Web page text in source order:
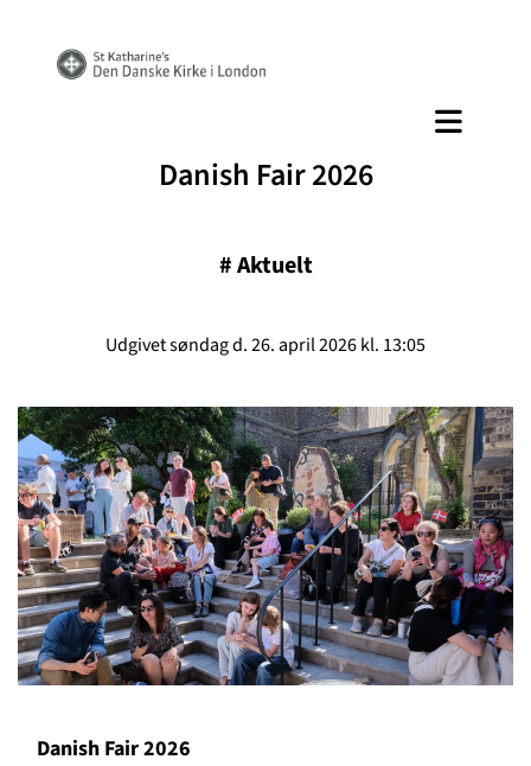
Danish Fair 2026
#Aktuelt
Udgivet søndag d. 26. april 2026 kl. 13:05
Danish Fair 2026